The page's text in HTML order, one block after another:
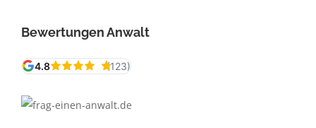
Bewertungen Anwalt